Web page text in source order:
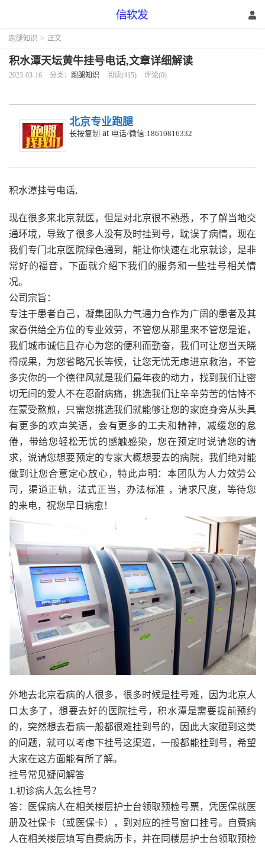
跑腿知识 > 正文
积水潭天坛黄牛挂号电话,文章详细解读
2023-03-16 分类： 跑腿知识 阅读(415) 评论(0)
北京专业跑腿
长按复制 at 电话/微信:18610816332
积水潭挂号电话,
现在很多来北京就医，但是对北京很不熟悉，不了解当地交
通环境，导致了很多人没有及时挂到号，耽误了病情，现在
我们专门北京医院绿色通到，能让你快速在北京就诊，是非
常好的福音，下面就介绍下我们的服务和一些挂号相关情
况。
公司宗旨：
专注于患者自己，凝集团队力气通力合作为广阔的患者及其
家眷供给全方位的专业效劳，不管您从那里来不管您是谁，
我们城市诚信且存心为您的便利而勤奋，我们可让您当天晓
得成果，为您省略冗长等候，让您无忧无虑进京救治，不管
多灾你的一个德律风就是我们最年夜的动力，找到我们让密
切无间的爱人不在忍耐病痛，挑选我们让辛辛劳苦的怙恃不
在蒙受熬煎，只需您挑选我们就能够让您的家庭身旁从头具
有更多的欢声笑语，会有更多的工夫和精神，减缓您的怠
倦，带给您轻松无忧的感触感染，您在预定时说请您的请
求，说请您想要预定的专家大概想要去的病院，我们绝对能
做到让您合意定心放心，特此声明：本团队为人力效劳公
司，渠道正轨，法式正当，办法标准 ，请求尺度，等待您
的来电，祝您早日病愈！
外地去北京看病的人很多，很多时候是挂号难，因为北京人
口太多了，想要去好的医院挂号，积水潭是需要提前预约
的，突然想去看病一般都很难挂到号的，因此大家碰到这类
的问题，就可以考虑下挂号这渠道，一般都能挂到号，希望
大家在这方面能有所了解。
挂号常见疑问解答
1.初诊病人怎么挂号？
答：医保病人在相关楼层护士台领取预检号票，凭医保就医
册及社保卡（或医保卡），到对应的挂号窗口挂号。自费病
人在相关楼层填写自费病历卡，并在同楼层护士台领取预检